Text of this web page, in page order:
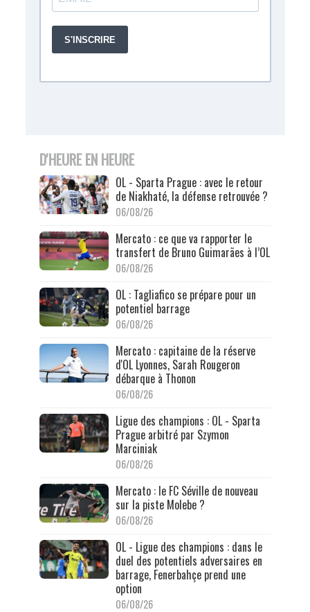
D'HEURE EN HEURE
OL - Sparta Prague : avec le retour
de Niakhaté, la défense retrouvée ?
06/08/26
Mercato : ce que va rapporter le
transfert de Bruno Guimarães à l’OL
06/08/26
OL : Tagliafico se prépare pour un
potentiel barrage
06/08/26
Mercato : capitaine de la réserve
d'OL Lyonnes, Sarah Rougeron
débarque à Thonon
06/08/26
Ligue des champions : OL - Sparta
Prague arbitré par Szymon
Marciniak
06/08/26
Mercato : le FC Séville de nouveau
sur la piste Molebe ?
06/08/26
OL - Ligue des champions : dans le
duel des potentiels adversaires en
barrage, Fenerbahçe prend une
option
06/08/26